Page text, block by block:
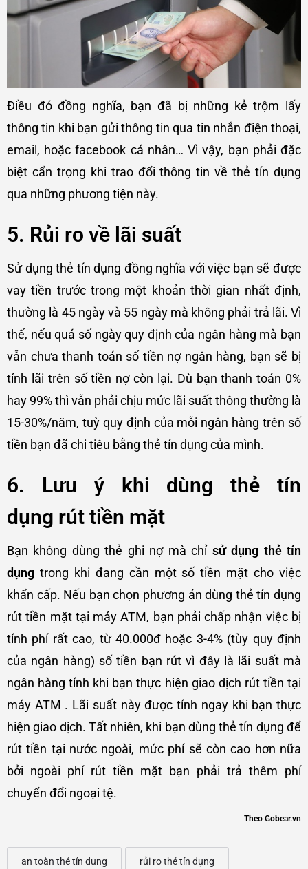
Điều đó đồng nghĩa, bạn đã bị những kẻ trộm lấy
thông tin khi bạn gửi thông tin qua tin nhắn điện thoại,
email, hoặc facebook cá nhân… Vì vậy, bạn phải đặc
biệt cẩn trọng khi trao đổi thông tin về thẻ tín dụng
qua những phương tiện này.
5. Rủi ro về lãi suất
Sử dụng thẻ tín dụng đồng nghĩa với việc bạn sẽ được
vay tiền trước trong một khoản thời gian nhất định,
thường là 45 ngày và 55 ngày mà không phải trả lãi. Vì
thế, nếu quá số ngày quy định của ngân hàng mà bạn
vẫn chưa thanh toán số tiền nợ ngân hàng, bạn sẽ bị
tính lãi trên số tiền nợ còn lại. Dù bạn thanh toán 0%
hay 99% thì vẫn phải chịu mức lãi suất thông thường là
15-30%/năm, tuỳ quy định của mỗi ngân hàng trên số
tiền bạn đã chi tiêu bằng thẻ tín dụng của mình.
6. Lưu ý khi dùng thẻ tín
dụng rút tiền mặt
Bạn không dùng thẻ ghi nợ mà chỉ sử dụng thẻ tín
dụng trong khi đang cần một số tiền mặt cho việc
khẩn cấp. Nếu bạn chọn phương án dùng thẻ tín dụng
rút tiền mặt tại máy ATM, bạn phải chấp nhận việc bị
tính phí rất cao, từ 40.000đ hoặc 3-4% (tùy quy định
của ngân hàng) số tiền bạn rút vì đây là lãi suất mà
ngân hàng tính khi bạn thực hiện giao dịch rút tiền tại
máy ATM . Lãi suất này được tính ngay khi bạn thực
hiện giao dịch. Tất nhiên, khi bạn dùng thẻ tín dụng để
rút tiền tại nước ngoài, mức phí sẽ còn cao hơn nữa
bởi ngoài phí rút tiền mặt bạn phải trả thêm phí
chuyển đổi ngoại tệ.
Theo Gobear.vn
an toàn thẻ tín dụng rủi ro thẻ tín dụng